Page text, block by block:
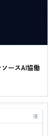
ースAI協働